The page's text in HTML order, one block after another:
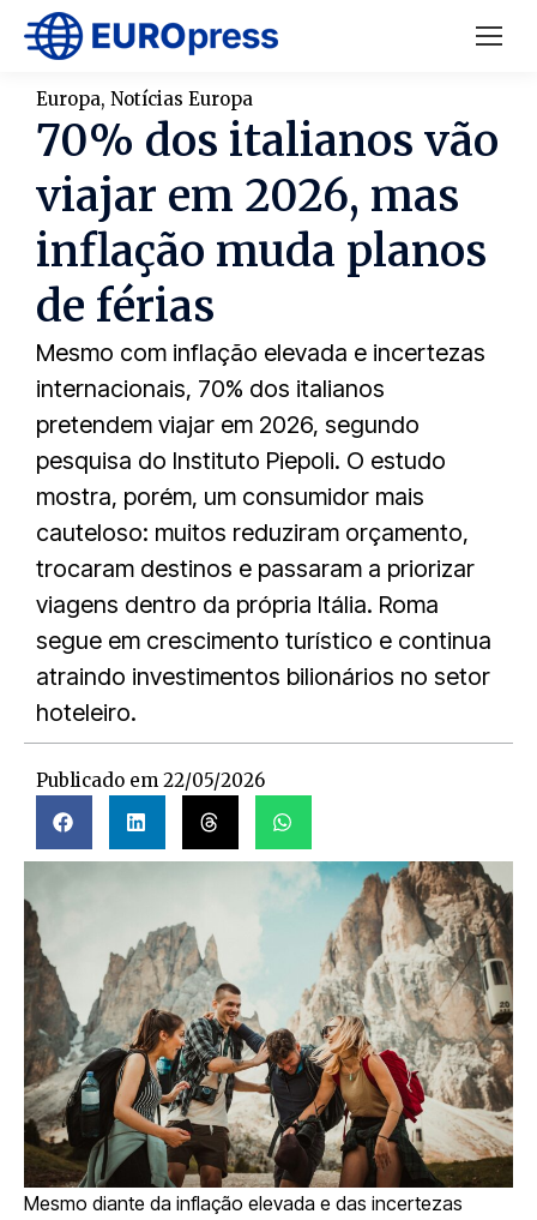
Europa, Notícias Europa
70% dos italianos vão
viajar em 2026, mas
inflação muda planos
de férias
Mesmo com inflação elevada e incertezas
internacionais, 70% dos italianos
pretendem viajar em 2026, segundo
pesquisa do Instituto Piepoli. O estudo
mostra, porém, um consumidor mais
cauteloso: muitos reduziram orçamento,
trocaram destinos e passaram a priorizar
viagens dentro da própria Itália. Roma
segue em crescimento turístico e continua
atraindo investimentos bilionários no setor
hoteleiro.
Publicado em 22/05/2026
Mesmo diante da inflação elevada e das incertezas